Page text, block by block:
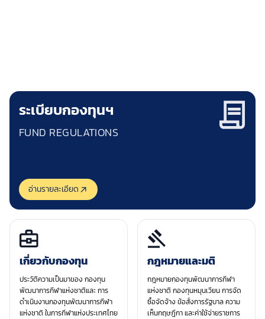
ระเบียบกองทุนฯ
FUND REGULATIONS
อ่านรายละเอียด
เกี่ยวกับกองทุน
ประวัติความเป็นมาของ กองทุน
พัฒนาการกีฬาแห่งชาติและ การ
ดำเนินงานกองทุนพัฒนาการกีฬา
แห่งชาติ ในการกีฬาแห่งประเทศไทย
กฎหมายและมติ
กฎหมายกองทุนพัฒนาการกีฬา
แห่งชาติ กองทุนหมุนเวียน การจัด
ซื้อจัดจ้าง ข้อสั่งการรัฐบาล ความ
เห็นกฤษฎีกา และค่าใช้จ่ายราชการ